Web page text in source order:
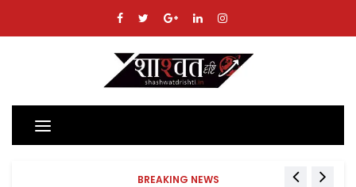
Toggle
navigation
BREAKING NEWS